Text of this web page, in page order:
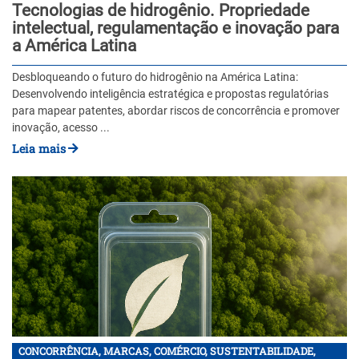
Tecnologias de hidrogênio. Propriedade
intelectual, regulamentação e inovação para
a América Latina
Desbloqueando o futuro do hidrogênio na América Latina:
Desenvolvendo inteligência estratégica e propostas regulatórias
para mapear patentes, abordar riscos de concorrência e promover
inovação, acesso ...
Leia mais
CONCORRÊNCIA, MARCAS, COMÉRCIO, SUSTENTABILIDADE,